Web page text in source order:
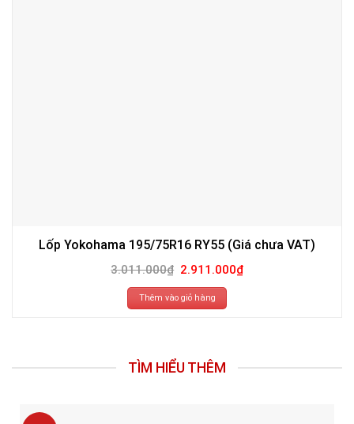
Lốp Yokohama 195/75R16 RY55 (Giá chưa VAT)
3.011.000₫ Giá
gốc
là:
3.011.000₫.
2.911.000₫Giá
hiện
Thêm vào giỏ hàng
TÌM HIỂU THÊM